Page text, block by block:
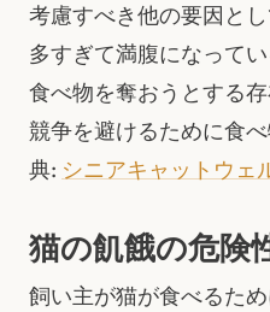
考慮すべき他の要因と
多すぎて満腹になって
食べ物を奪おうとする
競争を避けるために食
典: シニアキャットウェ
猫の飢餓の危険
飼い主が猫が食べるた